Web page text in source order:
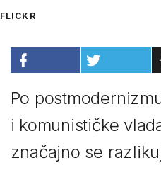
FLICKR
Po
i komunističke
značajno se